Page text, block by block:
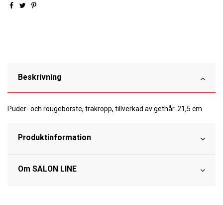
Beskrivning
Puder- och rougeborste, träkropp, tillverkad av gethår. 21,5 cm.
Produktinformation
Om SALON LINE